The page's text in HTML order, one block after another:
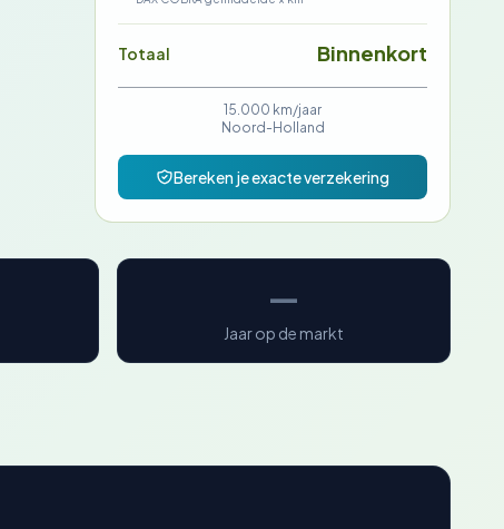
Totaal Binnenkort
15.000 km/jaar
Noord-Holland
Bereken je exacte verzekering
—
Jaar op de markt